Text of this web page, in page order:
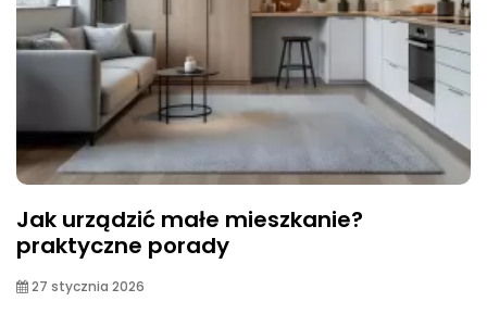
Jak urządzić małe mieszkanie?
praktyczne porady
27 stycznia 2026